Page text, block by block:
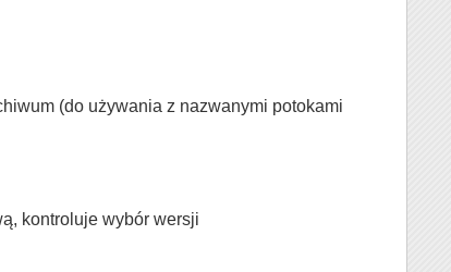
(do używania z nazwanymi potokami
kontroluje wybór wersji